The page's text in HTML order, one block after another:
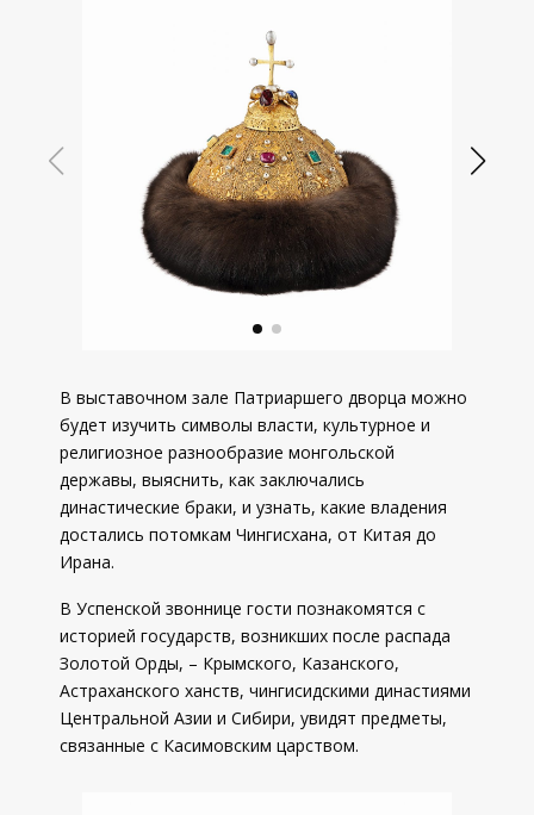
В выставочном зале Патриаршего дворца можно
будет изучить символы власти, культурное и
религиозное разнообразие монгольской
державы, выяснить, как заключались
династические браки, и узнать, какие владения
достались потомкам Чингисхана, от Китая до
Ирана.
В Успенской звоннице гости познакомятся с
историей государств, возникших после распада
Золотой Орды, – Крымского, Казанского,
Астраханского ханств, чингисидскими династиями
Центральной Азии и Сибири, увидят предметы,
связанные с Касимовским царством.